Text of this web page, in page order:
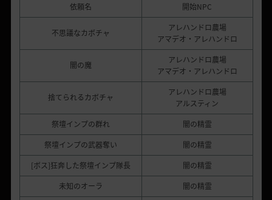
依頼名 開始NPC
不思議なカボチャ
アレハンドロ農場
アマデオ・アレハンドロ
闇の魔
アレハンドロ農場
アマデオ・アレハンドロ
捨てられるカボチャ
アレハンドロ農場
アルスティン
祭壇インプの群れ
闇の精霊
祭壇インプの武器奪い
闇の精霊
[ボス]狂奔した祭壇インプ隊長
闇の精霊
未知のオーラ
闇の精霊